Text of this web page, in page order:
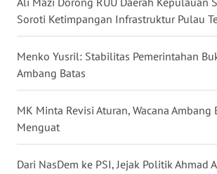
Soroti Ketimpangan Infrastruktur Pulau
Menko Yusril: Stabilitas Pemerintahan
Ambang Batas
MK Minta Revisi Aturan, Wacana Ambang
Menguat
Dari NasDem ke PSI, Jejak Politik Ahmad
WN
BABEL
WN
SUMBAR
WN